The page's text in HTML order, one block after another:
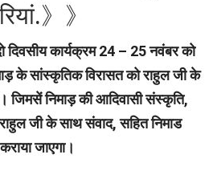
》》
दिवसीय कार्यक्रम 24 – 25 नवंबर को
के सांस्कृतिक विरासत को राहुल जी के
जिमसें निमाड़ की आदिवासी संस्कृति,
राहुल जी के साथ संवाद, सहित निमाड
जाएगा।